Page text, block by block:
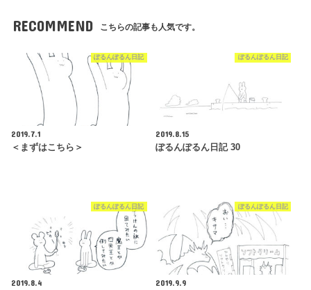
RECOMMEND こちらの記事も人気です。
ぽるんぽるん日記
2019.7.1
＜まずはこちら＞
ぽるんぽるん日記
2019.8.15
ぽるんぽるん日記 30
ぽるんぽるん日記
2019.8.4
ぽるんぽるん日記
2019.9.9